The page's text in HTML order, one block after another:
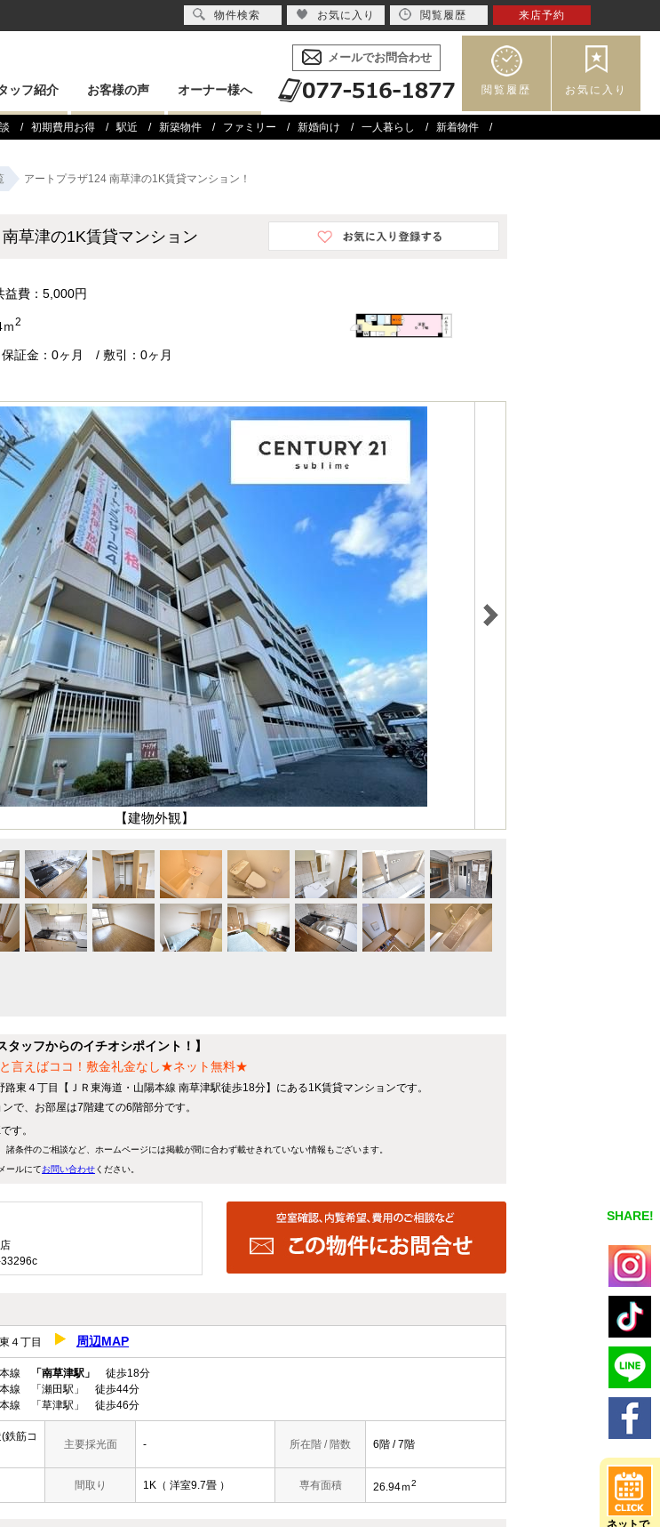
ッフ紹介 お客様の声 オーナー様へ
メールでお問合わせ
閲覧履歴 お気に入り
初期費用お得 駅近 新築物件 ファミリー 新婚向け 一人暮らし 新着物件
SHARE!
ネットで
アートプラザ124 南草津の1K賃貸マンション！
草津の1K賃貸マンション
費：5,000円
2
証金：0ヶ月 / 敷引：0ヶ月
【建物外観】
タッフからのイチオシポイント！】
言えばココ！敷金礼金なし★ネット無料★
東４丁目【ＪＲ東海道・山陽本線 南草津駅徒歩18分】にある1K賃貸マンションです。
で、お部屋は7階建ての6階部分です。
す。
条件のご相談など、ホームページには掲載が間に合わず載せきれていない情報もございます。
ールにてお問い合わせください。
東４丁目 周辺MAP
本線 「南草津駅」
徒歩18分
本線 「瀬田駅」 徒歩44分
本線 「草津駅」 徒歩46分
鉄筋コ
主要採光面 - 所在階 / 階数 6階 / 7階
間取り 1K（ 洋室9.7畳 ） 専有面積 26.94ｍ2
物件検索 お気に入り 閲覧履歴 来店予約